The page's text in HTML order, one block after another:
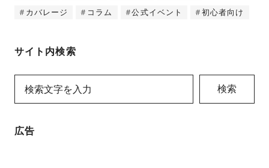
カバレージ コラム 公式イベント 初心者向け
サイト内検索
検索
広告